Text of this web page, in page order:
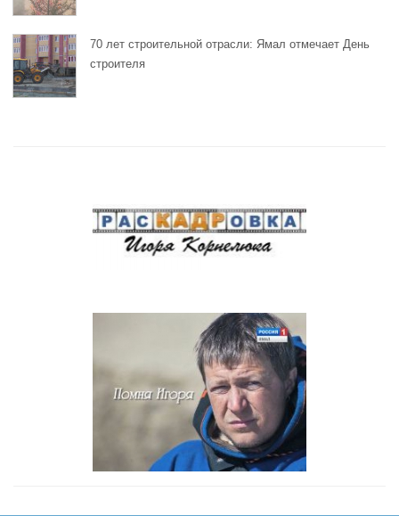
70 лет строительной отрасли: Ямал отмечает День
строителя